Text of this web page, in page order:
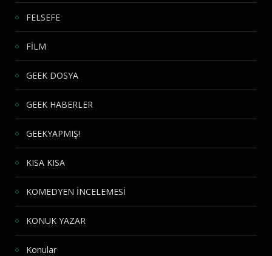
FELSEFE
FİLM
GEEK DOSYA
GEEK HABERLER
GEEKYAPMIŞ!
KISA KISA
KOMEDYEN İNCELEMESİ
KONUK YAZAR
Konular